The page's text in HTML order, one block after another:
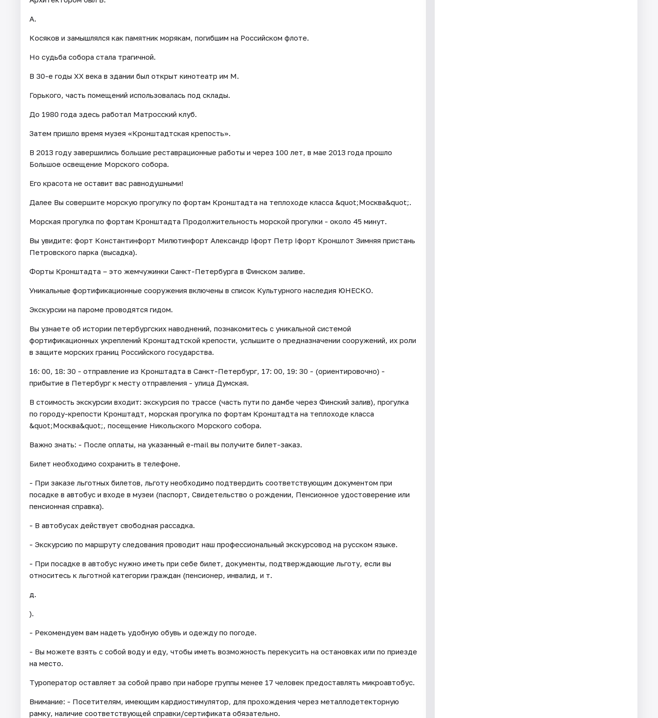
А.
Косяков и замышлялся как памятник морякам, погибшим на Российском флоте.
Но судьба собора стала трагичной.
В 30-е годы XX века в здании был открыт кинотеатр им М.
Горького, часть помещений использовалась под склады.
До 1980 года здесь работал Матросский клуб.
Затем пришло время музея «Кронштадтская крепость».
В 2013 году завершились большие реставрационные работы и через 100 лет, в мае 2013 года прошло
Большое освещение Морского собора.
Его красота не оставит вас равнодушными!
Далее Вы совершите морскую прогулку по фортам Кронштадта на теплоходе класса &quot;Москва&quot;.
Морская прогулка по фортам Кронштадта Продолжительность морской прогулки - около 45 минут.
Вы увидите: форт Константинфорт Милютинфорт Александр Iфорт Петр Iфорт Кроншлот Зимняя пристань
Петровского парка (высадка).
Форты Кронштадта – это жемчужинки Санкт-Петербурга в Финском заливе.
Уникальные фортификационные сооружения включены в список Культурного наследия ЮНЕСКО.
Экскурсии на пароме проводятся гидом.
Вы узнаете об истории петербургских наводнений, познакомитесь с уникальной системой
фортификационных укреплений Кронштадтской крепости, услышите о предназначении сооружений, их роли
в защите морских границ Российского государства.
16: 00, 18: 30 - отправление из Кронштадта в Санкт-Петербург, 17: 00, 19: 30 - (ориентировочно) -
прибытие в Петербург к месту отправления - улица Думская.
В стоимость экскурсии входит: экскурсия по трассе (часть пути по дамбе через Финский залив), прогулка
по городу-крепости Кронштадт, морская прогулка по фортам Кронштадта на теплоходе класса
&quot;Москва&quot;, посещение Никольского Морского собора.
Важно знать: - После оплаты, на указанный e-mail вы получите билет-заказ.
Билет необходимо сохранить в телефоне.
- При заказе льготных билетов, льготу необходимо подтвердить соответствующим документом при
посадке в автобус и входе в музеи (паспорт, Свидетельство о рождении, Пенсионное удостоверение или
пенсионная справка).
- В автобусах действует свободная рассадка.
- Экскурсию по маршруту следования проводит наш профессиональный экскурсовод на русском языке.
- При посадке в автобус нужно иметь при себе билет, документы, подтверждающие льготу, если вы
относитесь к льготной категории граждан (пенсионер, инвалид, и т.
д.
).
- Рекомендуем вам надеть удобную обувь и одежду по погоде.
- Вы можете взять с собой воду и еду, чтобы иметь возможность перекусить на остановках или по приезде
на место.
Туроператор оставляет за собой право при наборе группы менее 17 человек предоставлять микроавтобус.
Внимание: - Посетителям, имеющим кардиостимулятор, для прохождения через металлодетекторную
рамку, наличие соответствующей справки/сертификата обязательно.